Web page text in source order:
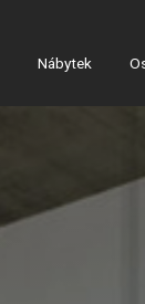
Nábytek